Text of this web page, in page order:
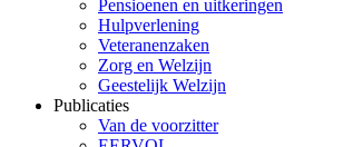
Pensioenen en uitkeringen
Hulpverlening
Veteranenzaken
Zorg en Welzijn
Geestelijk Welzijn
Publicaties
Van de voorzitter